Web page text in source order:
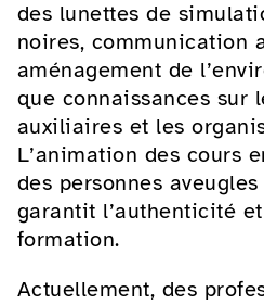
des lunettes de
noires, communication
aménagement de
que connaissances sur
auxiliaires et les
L’animation des cours
des personnes
garantit l’authenticité
formation.
Actuellement, des